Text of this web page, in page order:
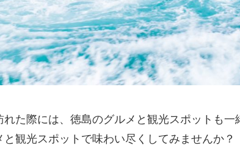
た際には、徳島のグルメと観光スポットも
観光スポットで味わい尽くしてみませんか？